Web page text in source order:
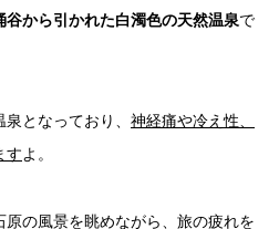
谷から引かれた白濁色の天然温泉で
となっており、 神経痛や冷え性、
すよ。
の風景を眺めながら、旅の疲れを